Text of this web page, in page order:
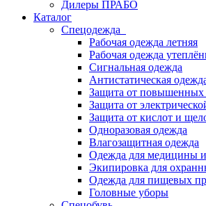
Дилеры ПРАБО
Каталог
Спецодежда
Рабочая одежда летняя
Рабочая одежда
Сигнальная одежда
Антистатическая
Защита от повышенных
Защита от
Защита от кислот и
Одноразовая одежда
Влагозащитная одежда
Одежда для медицины
Экипировка для
Одежда для пищевых
Головные уборы